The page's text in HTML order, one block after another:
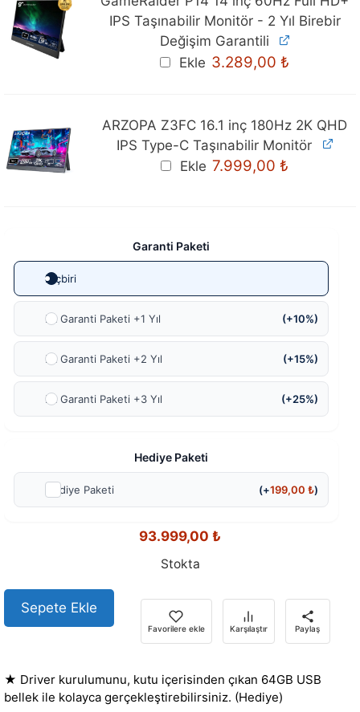
IPS Taşınabilir Monitör - 2 Yıl Birebir
Değişim Garantili
Ekle 3.289,00₺
ARZOPA Z3FC 16.1 inç 180Hz 2K QHD
IPS Type-C Taşınabilir Monitör
Ekle Orijinal
fiyat:
7.999,00₺
Garanti Paketi
Hiçbiri
Ek Garanti Paketi +1 Yıl (+10%)
Ek Garanti Paketi +2 Yıl (+15%)
Ek Garanti Paketi +3 Yıl (+25%)
Hediye Paketi
Hediye Paketi (+199,00₺)
93.999,00 ₺
Stokta
Sepete Ekle
Favorilere ekle Karşılaştır Paylaş
★ Driver kurulumunu, kutu içerisinden çıkan 64GB USB
bellek ile kolayca gerçekleştirebilirsiniz. (Hediye)